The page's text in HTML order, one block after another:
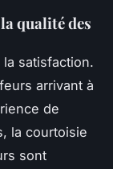
qualité des
satisfaction.
arrivant à
de
la courtoisie
sont